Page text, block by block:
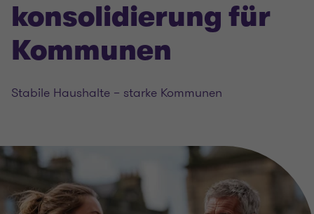
konsolidierung für
Kommunen
Stabile Haushalte – starke Kommunen